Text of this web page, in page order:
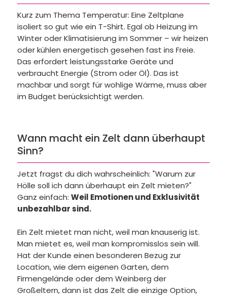
Kurz zum Thema Temperatur: Eine Zeltplane
isoliert so gut wie ein T-Shirt. Egal ob Heizung im
Winter oder Klimatisierung im Sommer – wir heizen
oder kühlen energetisch gesehen fast ins Freie.
Das erfordert leistungsstarke Geräte und
verbraucht Energie (Strom oder Öl). Das ist
machbar und sorgt für wohlige Wärme, muss aber
im Budget berücksichtigt werden.
Wann macht ein Zelt dann überhaupt
Sinn?
Jetzt fragst du dich wahrscheinlich: "Warum zur
Hölle soll ich dann überhaupt ein Zelt mieten?"
Ganz einfach: Weil Emotionen und Exklusivität
unbezahlbar sind.
Ein Zelt mietet man nicht, weil man knauserig ist.
Man mietet es, weil man kompromisslos sein will.
Hat der Kunde einen besonderen Bezug zur
Location, wie dem eigenen Garten, dem
Firmengelände oder dem Weinberg der
Großeltern, dann ist das Zelt die einzige Option,